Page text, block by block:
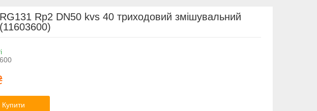
Rp2 DN50 kvs 40 триходовий змішувальний
Купити